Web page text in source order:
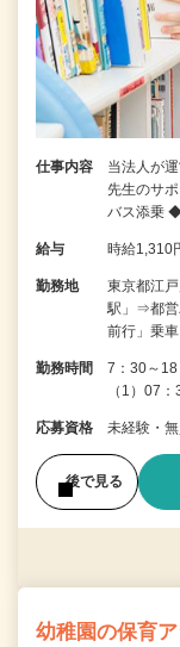
仕事内容
当法人が
先生のサ
バス添乗
給与 時給1,310
勤務地
東京都江
駅」⇒都営
前行」乗
勤務時間
7：30～18
（1）07
応募資格 未経験・無
後で見る
幼稚園の保育